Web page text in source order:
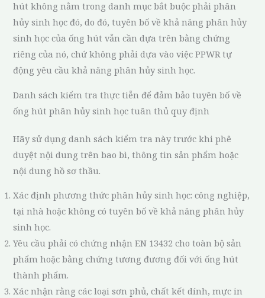
hút không nằm trong danh mục bắt buộc phải phân
hủy sinh học đó, do đó, tuyên bố về khả năng phân hủy
sinh học của ống hút vẫn cần dựa trên bằng chứng
riêng của nó, chứ không phải dựa vào việc PPWR tự
động yêu cầu khả năng phân hủy sinh học.
Danh sách kiểm tra thực tiễn để đảm bảo tuyên bố về
ống hút phân hủy sinh học tuân thủ quy định
Hãy sử dụng danh sách kiểm tra này trước khi phê
duyệt nội dung trên bao bì, thông tin sản phẩm hoặc
nội dung hồ sơ thầu.
Xác định phương thức phân hủy sinh học: công nghiệp,
tại nhà hoặc không có tuyên bố về khả năng phân hủy
sinh học.
Yêu cầu phải có chứng nhận EN 13432 cho toàn bộ sản
phẩm hoặc bằng chứng tương đương đối với ống hút
thành phẩm.
Xác nhận rằng các loại sơn phủ, chất kết dính, mực in